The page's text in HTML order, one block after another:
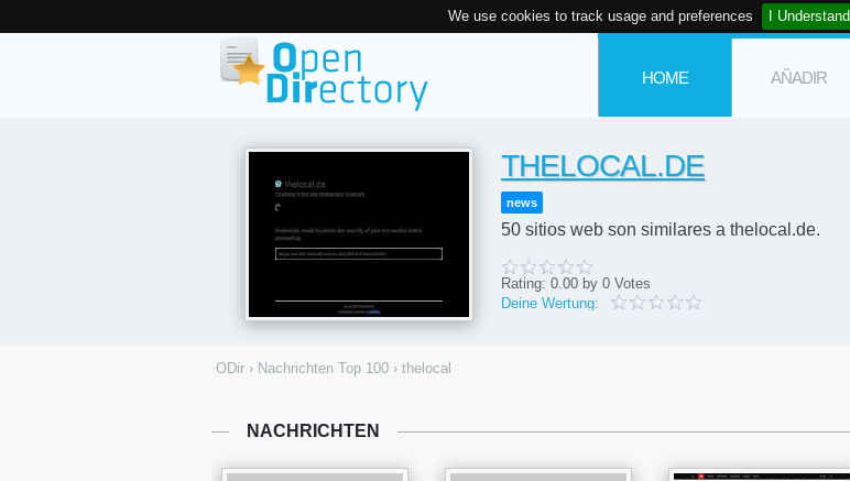
We use cookies to track usage and preferences I Understand
HOME AÑADIR
THELOCAL.DE
news
50 sitios web son similares a thelocal.de.
Rating: 0.00 by 0 Votes
Deine Wertung:
ODir › Nachrichten Top 100 › thelocal
NACHRICHTEN